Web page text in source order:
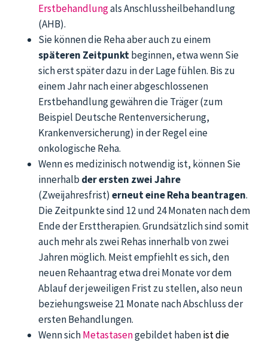
Erstbehandlungals Anschlussheilbehandlung
(AHB).
Sie können die Reha aber auch zu einem
späteren Zeitpunktbeginnen, etwa wenn Sie
sich erst später dazu in der Lage fühlen. Bis zu
einem Jahr nach einer abgeschlossenen
Erstbehandlung gewähren die Träger (zum
Beispiel Deutsche Rentenversicherung,
Krankenversicherung) in der Regel eine
onkologische Reha.
Wenn es medizinisch notwendig ist, können Sie
innerhalb der ersten zwei Jahre
(Zweijahresfrist) erneut eine Reha beantragen.
Die Zeitpunkte sind 12 und 24 Monaten nach dem
Ende der Ersttherapien. Grundsätzlich sind somit
auch mehr als zwei Rehas innerhalb von zwei
Jahren möglich. Meist empfiehlt es sich, den
neuen Rehaantrag etwa drei Monate vor dem
Ablauf der jeweiligen Frist zu stellen, also neun
beziehungsweise 21 Monate nach Abschluss der
ersten Behandlungen.
Wenn sichMetastasengebildet habenist die